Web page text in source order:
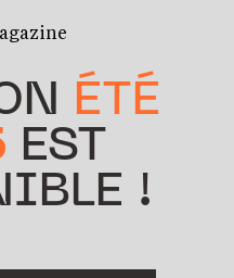
ÉTÉ
EST
!